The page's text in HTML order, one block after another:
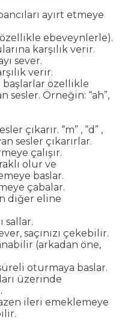
ayırt etmeye
ebeveynlerle).
karşılık verir.
sever.
verir.
başlarlar özellikle
sesler. Örneğin: “ah”,
çıkarır. “m” , “d” ,
sesler çıkarırlar.
çalışır.
olur ve
baslar.
çabalar.
diğer eline
sallar.
saçınızı çekebilir.
(arkadan öne,
oturmaya baslar.
üzerinde
ileri emeklemeye